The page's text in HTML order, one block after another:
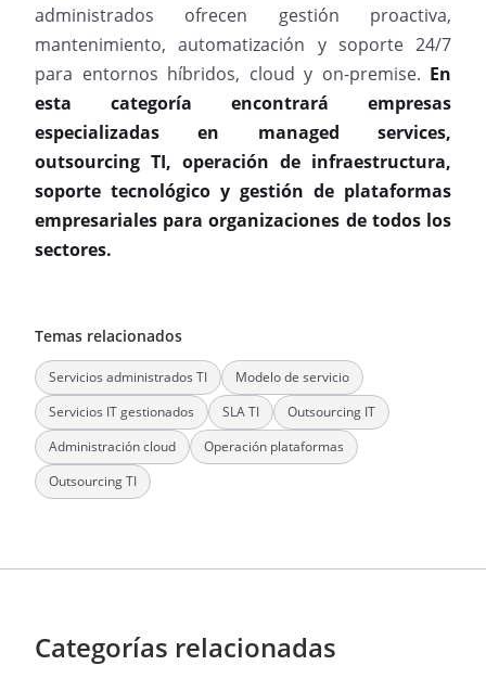
administrados ofrecen gestión proactiva,
mantenimiento, automatización y soporte 24/7
para entornos híbridos, cloud y on-premise. En
esta categoría encontrará empresas
especializadas en managed services,
outsourcing TI, operación de infraestructura,
soporte tecnológico y gestión de plataformas
empresariales para organizaciones de todos los
sectores.
Temas relacionados
Servicios administrados TI
Modelo de servicio
Servicios IT gestionados
SLA TI
Outsourcing IT
Administración cloud
Operación plataformas
Outsourcing TI
Categorías relacionadas